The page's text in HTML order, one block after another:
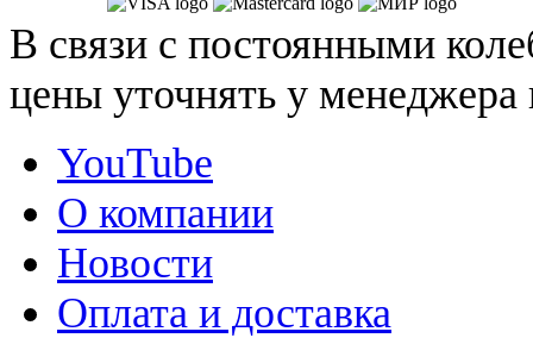
В связи с постоянными
цены уточнять у
YouTube
О компании
Новости
Оплата и доставка